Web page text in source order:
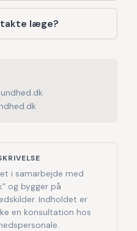
læge?
i samarbejde med
og bygger på
Indholdet er
en konsultation hos